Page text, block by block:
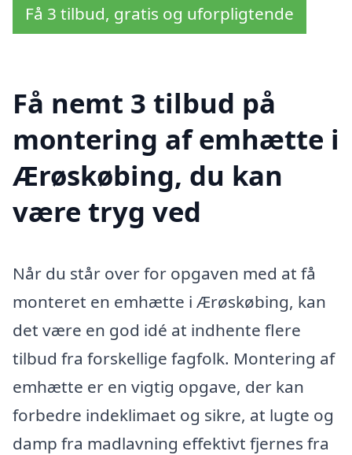
Få 3 tilbud, gratis og uforpligtende
Få nemt 3 tilbud på
montering af emhætte i
Ærøskøbing, du kan
være tryg ved
Når du står over for opgaven med at få
monteret en emhætte i Ærøskøbing, kan
det være en god idé at indhente flere
tilbud fra forskellige fagfolk. Montering af
emhætte er en vigtig opgave, der kan
forbedre indeklimaet og sikre, at lugte og
damp fra madlavning effektivt fjernes fra